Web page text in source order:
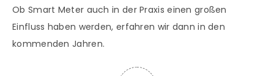
Ob Smart Meter auch in der Praxis einen großen
Einfluss haben werden, erfahren wir dann in den
kommenden Jahren.